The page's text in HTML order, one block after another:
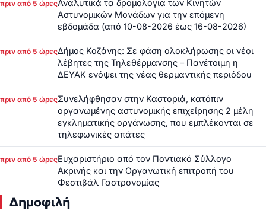
πριν από 5 ώρεςΑναλυτικά τα δρομολόγια των Κινητών
Αστυνομικών Μονάδων για την επόμενη
εβδομάδα (από 10-08-2026 έως 16-08-2026)
πριν από 5 ώρεςΔήμος Κοζάνης: Σε φάση ολοκλήρωσης οι νέοι
λέβητες της Τηλεθέρμανσης – Πανέτοιμη η
ΔΕΥΑΚ ενόψει της νέας θερμαντικής περιόδου
πριν από 5 ώρεςΣυνελήφθησαν στην Καστοριά, κατόπιν
οργανωμένης αστυνομικής επιχείρησης 2 μέλη
εγκληματικής οργάνωσης, που εμπλέκονται σε
τηλεφωνικές απάτες
πριν από 5 ώρεςΕυχαριστήριο από τον Ποντιακό Σύλλογο
Ακρινής και την Οργανωτική επιτροπή του
Φεστιβάλ Γαστρονομίας
Δημοφιλή